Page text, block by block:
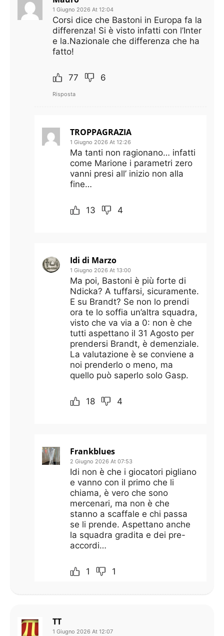
1 Giugno 2026 At 12:04
Corsi dice che Bastoni in Europa fa la
differenza! Si è visto infatti con l’Inter
e la.Nazionale che differenza che ha
fatto!
77 6
Risposta
TROPPAGRAZIA
1 Giugno 2026 At 12:26
Ma tanti non ragionano… infatti
come Marione i parametri zero
vanni presi all’ inizio non alla
fine…
13 4
Idi di Marzo
1 Giugno 2026 At 13:00
Ma poi, Bastoni è più forte di
Ndicka? A tuffarsi, sicuramente.
E su Brandt? Se non lo prendi
ora te lo soffia un’altra squadra,
visto che va via a 0: non è che
tutti aspettano il 31 Agosto per
prendersi Brandt, è demenziale.
La valutazione è se conviene a
noi prenderlo o meno, ma
quello può saperlo solo Gasp.
18 4
Frankblues
2 Giugno 2026 At 07:53
Idi non è che i giocatori pigliano
e vanno con il primo che li
chiama, è vero che sono
mercenari, ma non è che
stanno a scaffale e chi passa
se li prende. Aspettano anche
la squadra gradita e dei pre-
accordi…
1 1
TT
1 Giugno 2026 At 12:07